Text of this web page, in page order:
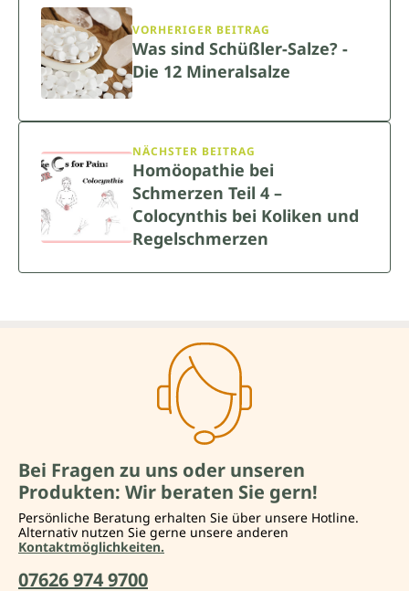
VORHERIGER BEITRAG
Was sind Schüßler-Salze? -
Die 12 Mineralsalze
NÄCHSTER BEITRAG
Homöopathie bei
Schmerzen Teil 4 –
Colocynthis bei Koliken und
Regelschmerzen
Bei Fragen zu uns oder unseren
Produkten: Wir beraten Sie gern!
Persönliche Beratung erhalten Sie über unsere Hotline.
Alternativ nutzen Sie gerne unsere anderen
Kontaktmöglichkeiten.
07626 974 9700